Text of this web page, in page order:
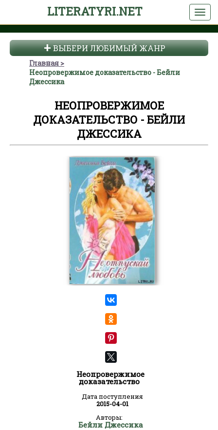
LITERATYRI.NET
ВЫБЕРИ ЛЮБИМЫЙ ЖАНР
Главная
Неопровержимое доказательство - Бейли
Джессика
НЕОПРОВЕРЖИМОЕ
ДОКАЗАТЕЛЬСТВО - БЕЙЛИ
ДЖЕССИКА
Неопровержимое
доказательство
Дата поступления
2015-04-01
Авторы:
Бейли Джессика